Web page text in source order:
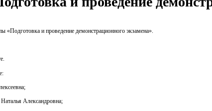
«Подготовка и проведение демонстрационного экзамена»
Александровна;